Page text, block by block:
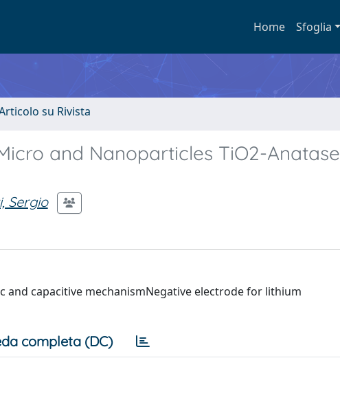
Home Sfoglia
su Rivista
and Nanoparticles TiO2-Anatase
Sergio
and capacitive mechanismNegative electrode for lithium
completa (DC)